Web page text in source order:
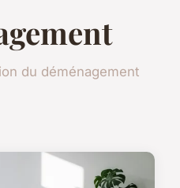
du déménagement